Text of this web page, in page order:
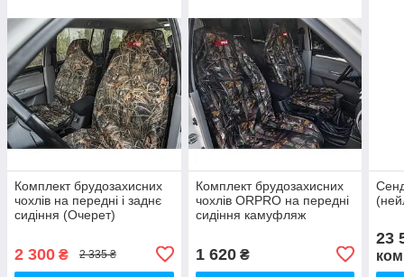
Комплект брудозахисних
чохлів на передні і заднє
сидіння (Очерет)
2 300 ₴ 2 335 ₴
Комплект брудозахисних
чохлів ORPRO на передні
сидіння камуфляж
1 620₴
23